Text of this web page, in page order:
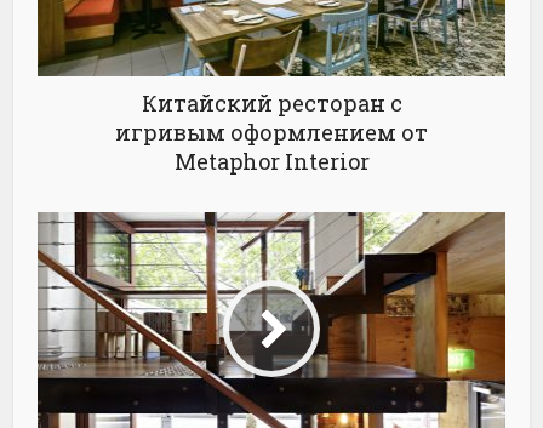
Китайский ресторан с
игривым оформлением от
Metaphor Interior